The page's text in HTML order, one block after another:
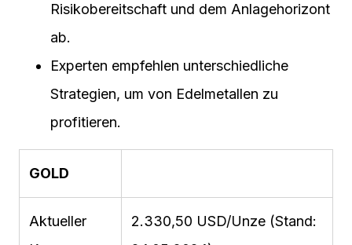
Risikobereitschaft und dem Anlagehorizont
ab.
Experten empfehlen unterschiedliche
Strategien, um von Edelmetallen zu
profitieren.
GOLD
Aktueller
2.330,50 USD/Unze (Stand: